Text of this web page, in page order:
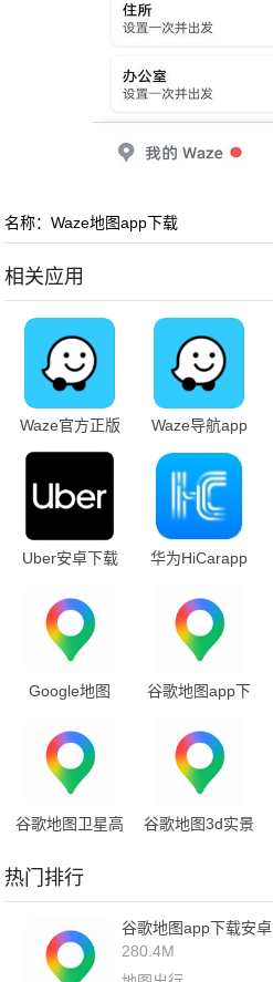
名称：Waze地图app下载
相关应用
Waze官方正版
下载
Waze导航app
下载
Uber安卓下载
华为HiCarapp
Google地图
谷歌地图app下
谷歌地图卫星高
谷歌地图3d实景
热门排行
谷歌地图app下载安卓
280.4M